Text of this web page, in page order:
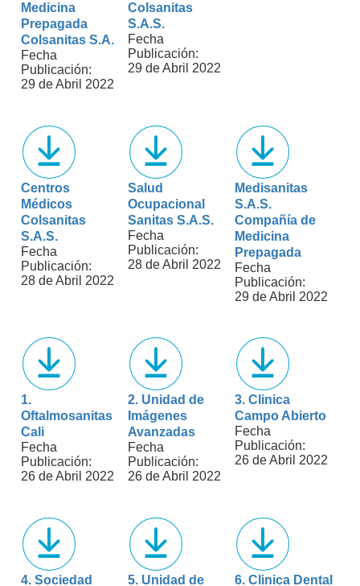
Medicina
Prepagada
Colsanitas S.A.
Fecha
Publicación:
29 de Abril 2022
Colsanitas
S.A.S.
Fecha
Publicación:
29 de Abril 2022
Centros
Médicos
Colsanitas
S.A.S.
Fecha
Publicación:
28 de Abril 2022
Salud
Ocupacional
Sanitas S.A.S.
Fecha
Publicación:
28 de Abril 2022
Medisanitas
S.A.S.
Compañía de
Medicina
Prepagada
Fecha
Publicación:
29 de Abril 2022
1.
Oftalmosanitas
Cali
Fecha
Publicación:
26 de Abril 2022
2. Unidad de
Imágenes
Avanzadas
Fecha
Publicación:
26 de Abril 2022
3. Clinica
Campo Abierto
Fecha
Publicación:
26 de Abril 2022
4. Sociedad 5. Unidad de 6. Clinica Dental